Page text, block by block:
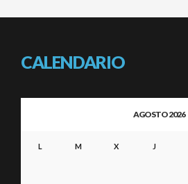
CALENDARIO
AGOSTO 2026
L M X J